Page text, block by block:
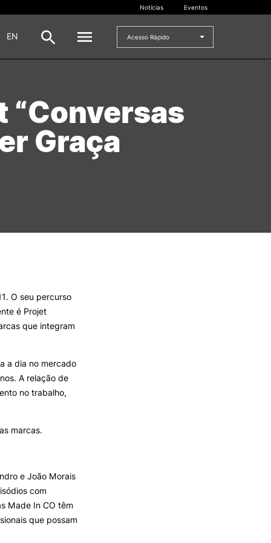
Formulários
Recursos
Pesquisa Docentes
CANDIDATURAS
Processo
Calendário
Listas de Seriação e de
Colocação
Notícias Eventos
EN Acesso Rápido
“Conversas
Graça
O seu percurso
é Projet
que integram
a dia no mercado
A relação de
no trabalho,
marcas.
e João Morais
com
Made In CO têm
que possam